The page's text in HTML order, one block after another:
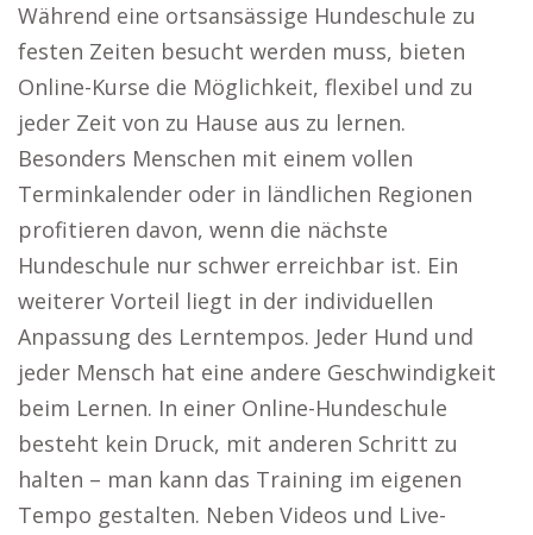
Während eine ortsansässige Hundeschule zu
festen Zeiten besucht werden muss, bieten
Online-Kurse die Möglichkeit, flexibel und zu
jeder Zeit von zu Hause aus zu lernen.
Besonders Menschen mit einem vollen
Terminkalender oder in ländlichen Regionen
profitieren davon, wenn die nächste
Hundeschule nur schwer erreichbar ist. Ein
weiterer Vorteil liegt in der individuellen
Anpassung des Lerntempos. Jeder Hund und
jeder Mensch hat eine andere Geschwindigkeit
beim Lernen. In einer Online-Hundeschule
besteht kein Druck, mit anderen Schritt zu
halten – man kann das Training im eigenen
Tempo gestalten. Neben Videos und Live-